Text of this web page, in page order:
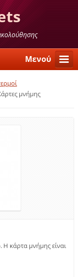
Μενού
μνήμης
κάρτα μνήμης είναι